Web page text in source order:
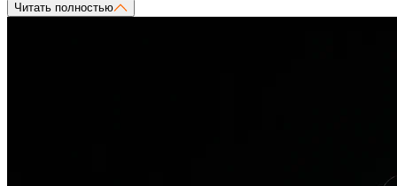
Читать полностью